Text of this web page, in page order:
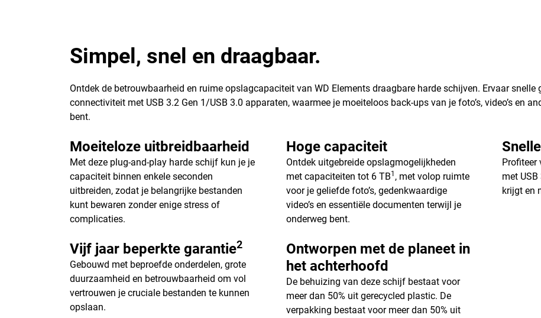
Simpel, snel en draagbaar.
Ontdek de betrouwbaarheid en ruime opslagcapaciteit van WD Elements draagbare harde schijven. Ervaar snelle
connectiviteit met USB 3.2 Gen 1/USB 3.0 apparaten, waarmee je moeiteloos back-ups van je foto’s, video’s en
bent.
Moeiteloze uitbreidbaarheid
Met deze plug-and-play harde schijf kun je je
capaciteit binnen enkele seconden
uitbreiden, zodat je belangrijke bestanden
kunt bewaren zonder enige stress of
complicaties.
Hoge capaciteit
Ontdek uitgebreide opslagmogelijkheden
met capaciteiten tot 6 TB1 , met volop ruimte
voor je geliefde foto’s, gedenkwaardige
video’s en essentiële documenten terwijl je
onderweg bent.
Profiteer
met
krijgt en
Vijf jaar beperkte garantie2
Gebouwd met beproefde onderdelen, grote
duurzaamheid en betrouwbaarheid om vol
vertrouwen je cruciale bestanden te kunnen
opslaan.
Ontworpen met de planeet in
het achterhoofd
De behuizing van deze schijf bestaat voor
meer dan 50% uit gerecycled plastic. De
verpakking bestaat voor meer dan 50% uit